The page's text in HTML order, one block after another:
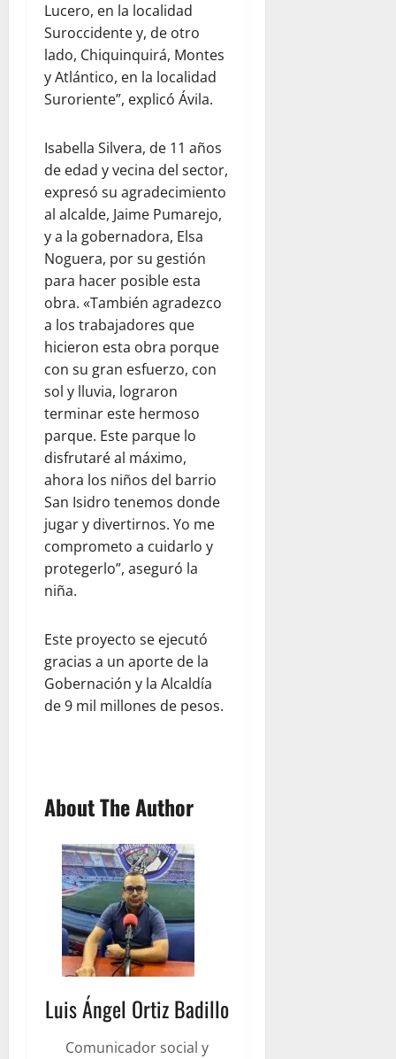
Lucero, en la localidad
Suroccidente y, de otro
lado, Chiquinquirá, Montes
y Atlántico, en la localidad
Suroriente”, explicó Ávila.
Isabella Silvera, de 11 años
de edad y vecina del sector,
expresó su agradecimiento
al alcalde, Jaime Pumarejo,
y a la gobernadora, Elsa
Noguera, por su gestión
para hacer posible esta
obra. «También agradezco
a los trabajadores que
hicieron esta obra porque
con su gran esfuerzo, con
sol y lluvia, lograron
terminar este hermoso
parque. Este parque lo
disfrutaré al máximo,
ahora los niños del barrio
San Isidro tenemos donde
jugar y divertirnos. Yo me
comprometo a cuidarlo y
protegerlo”, aseguró la
niña.
Este proyecto se ejecutó
gracias a un aporte de la
Gobernación y la Alcaldía
de 9 mil millones de pesos.
About The Author
Luis Ángel Ortiz Badillo
Comunicador social y